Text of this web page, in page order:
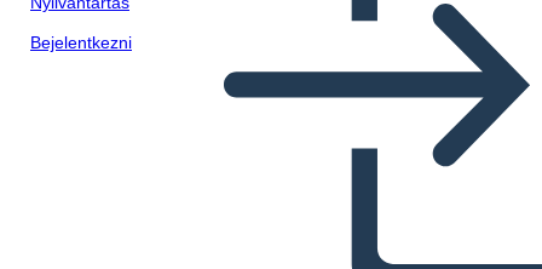
Bejelentkezni